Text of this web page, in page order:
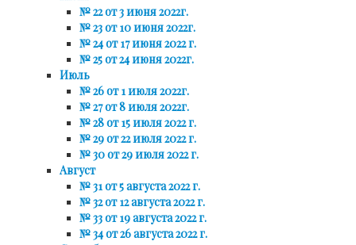
№ 22 от 3 июня 2022г.
№ 23 от 10 июня 2022г.
№ 24 от 17 июня 2022 г.
№ 25 от 24 июня 2022г.
Июль
№ 26 от 1 июля 2022г.
№ 27 от 8 июля 2022г.
№ 28 от 15 июля 2022 г.
№ 29 от 22 июля 2022 г.
№ 30 от 29 июля 2022 г.
Август
№ 31 от 5 августа 2022 г.
№ 32 от 12 августа 2022 г.
№ 33 от 19 августа 2022 г.
№ 34 от 26 августа 2022 г.